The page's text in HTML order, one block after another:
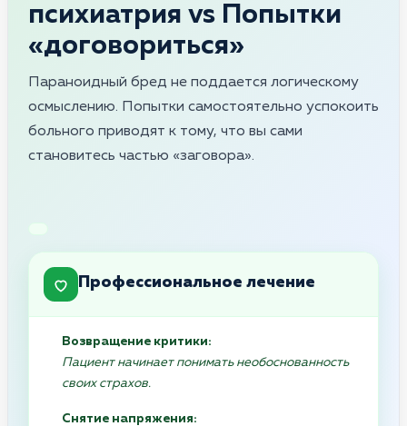
психиатрия vs Попытки
«договориться»
Параноидный бред не поддается логическому
осмыслению. Попытки самостоятельно успокоить
больного приводят к тому, что вы сами
становитесь частью «заговора».
Профессиональное лечение
Возвращение критики:
Пациент начинает понимать необоснованность
своих страхов.
Снятие напряжения: